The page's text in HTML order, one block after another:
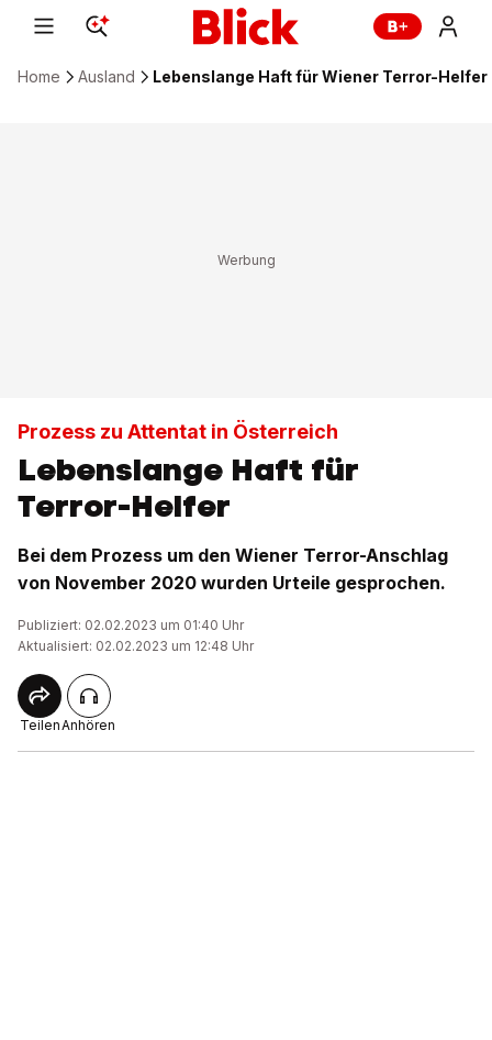
Home Ausland Lebenslange Haft für Wiener Terror-Helfer
Prozess zu Attentat in Österreich
Lebenslange Haft für
Terror-Helfer
Bei dem Prozess um den Wiener Terror-Anschlag
von November 2020 wurden Urteile gesprochen.
Publiziert: 02.02.2023 um 01:40 Uhr
Aktualisiert: 02.02.2023 um 12:48 Uhr
TeilenAnhören